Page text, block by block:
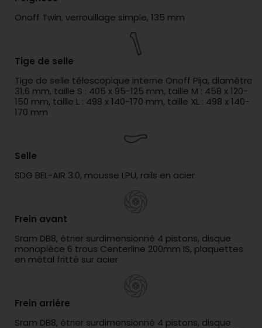
Onoff Twin, verrouillage simple, 135 mm
Tige de selle
Tige de selle télescopique interne Onoff Pija, diamètre
31,6 mm, taille S : 405 x 95-125 mm, taille M : 458 x 120-
150 mm, taille L : 498 x 140-170 mm, taille XL : 498 x 140-
170 mm
Selle
SDG BEL-AIR 3.0, mousse LPU, rails en acier
Frein avant
Sram DB8, étrier surdimensionné 4 pistons, disque
monopièce 6 trous Centerline 200mm IS, plaquettes
en métal fritté sur acier
Frein arriére
Sram DB8, étrier surdimensionné 4 pistons, disque